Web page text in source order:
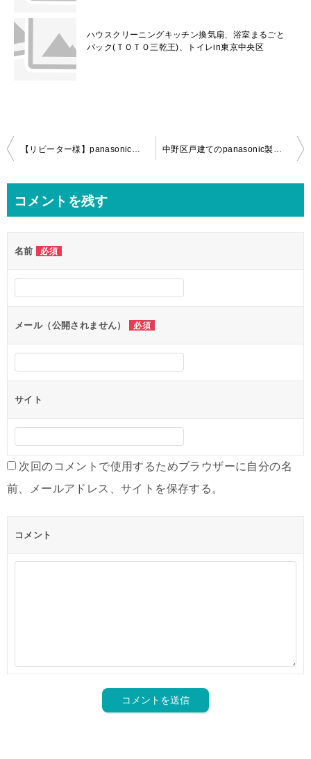
ハウスクリーニングキッチン換気扇、浴室まるごと
パック(ＴＯＴＯ三乾王)、トイレin東京中央区
投
ビ
ー
シ
ョ
ン
コメントを残す
名前 必須
メール（公開されません） 必須
サイト
次回のコメントで使用するためブラウザーに自分の名
前、メールアドレス、サイトを保存する。
コメント